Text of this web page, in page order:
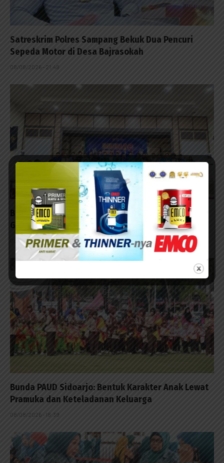
Satreskrim Polres Sampang Bekuk Dua Pencuri
Sepeda Motor di Desa Bajrasokah
08/08/2026 - 21:48
BEM SI Kerakyatan Jawa Timur dalam Lembar Baru
Gerakan Mahasiswa
08/08/2026 - 18:48
Bunda PAUD Sidoarjo: Bentuk Karakter Anak Lewat
Pramuka dan Keteladanan Keluarga
08/08/2026 - 18:39